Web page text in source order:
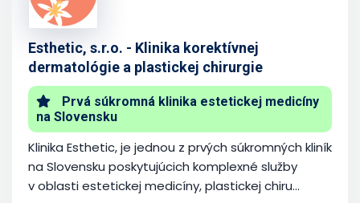
Esthetic, s.r.o. - Klinika korektívnej
dermatológie a plastickej chirurgie
Prvá súkromná klinika estetickej medicíny
na Slovensku
Klinika Esthetic, je jednou z prvých súkromných kliník
na Slovensku poskytujúcich komplexné služby
v oblasti estetickej medicíny, plastickej chiru...